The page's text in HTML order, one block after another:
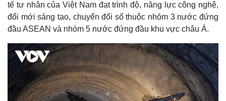
Pháp luật
Vụ án
Tin nóng
Tư vấn luật
Quân sự - Quốc phòng
Vũ khí
Việt Nam
Phân tích
tế tư nhân của Việt Nam đạt trình độ, năng lực công nghệ,
đổi mới sáng tạo, chuyển đổi số thuộc nhóm 3 nước đứng
đầu ASEAN và nhóm 5 nước đứng đầu khu vực châu Á.